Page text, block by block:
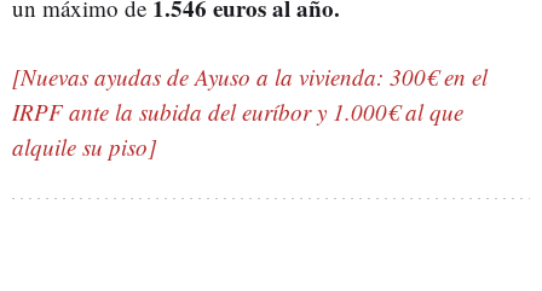
un máximo de 1.546 euros al año.
[Nuevas ayudas de Ayuso a la vivienda: 300€ en el
IRPF ante la subida del euríbor y 1.000€ al que
alquile su piso]